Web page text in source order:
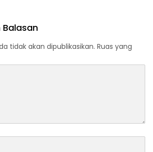
Balasan
tidak akan dipublikasikan. Ruas yang